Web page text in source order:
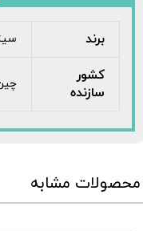
برند
کشور
سازنده
محصولات مشابه